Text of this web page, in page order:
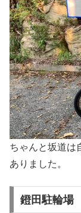
ちゃんと坂道は
ありました。
鐙田駐輪場